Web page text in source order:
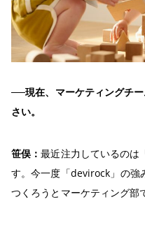
──現在、マーケティングチ
さい。
笹俣：最近注力しているの
す。今一度「devirock」の強
つくろうとマーケティング部